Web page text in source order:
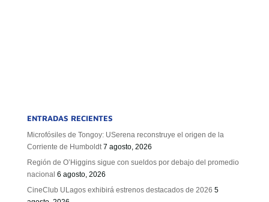
ENTRADAS RECIENTES
Microfósiles de Tongoy: USerena reconstruye el origen de la
Corriente de Humboldt 7 agosto, 2026
Región de O’Higgins sigue con sueldos por debajo del promedio
nacional 6 agosto, 2026
CineClub ULagos exhibirá estrenos destacados de 2026 5